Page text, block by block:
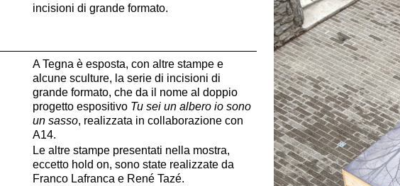
incisioni di grande formato.
A Tegna è esposta, con altre stampe e
alcune sculture, la serie di incisioni di
grande formato, che da il nome al doppio
progetto espositivo Tu sei un albero io sono
un sasso, realizzata in collaborazione con
A14.
Le altre stampe presentati nella mostra,
eccetto hold on, sono state realizzate da
Franco Lafranca e René Tazé.